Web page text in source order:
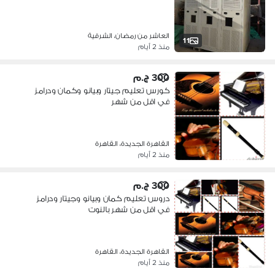
11
العاشر من رمضان، الشرقية
منذ 2 أيام
300 ج.م
كورس تعليم جيتار وبيانو وكمان ودرامز
في اقل من شهر
القاهرة الجديدة، القاهرة
منذ 2 أيام
300 ج.م
دروس تعليم كمان وبيانو وجيتار ودرامز
في اقل من شهر بالنوت
القاهرة الجديدة، القاهرة
منذ 2 أيام